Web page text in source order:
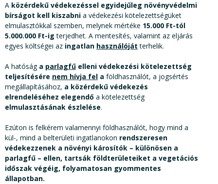
A közérdekű védekezéssel egyidejűleg növényvédelmi
bírságot kell kiszabni a védekezési kötelezettségüket
elmulasztókkal szemben, melynek mértéke 15.000 Ft-tól
5.000.000 Ft-ig terjedhet. A mentesítés, valamint az eljárás
egyes költségei az ingatlan használóját terhelik.
A hatóság a parlagfű elleni védekezési kötelezettség
teljesítésére nem hívja fel a földhasználót, a jogsértés
megállapításához, a közérdekű védekezés
elrendeléséhez elegendő a kötelezettség
elmulasztásának észlelése.
Ezúton is felkérem valamennyi földhasználót, hogy mind a
kül-, mind a belterületi ingatlanokon rendszeresen
védekezzenek a növényi károsítók – különösen a
parlagfű – ellen, tartsák földterületeiket a vegetációs
időszak végéig, folyamatosan gyommentes
állapotban.